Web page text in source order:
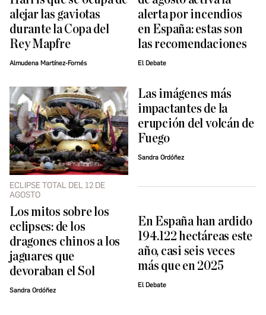
alejar las gaviotas
durante la Copa del
Rey Mapfre
Almudena Martínez-Fornés
alerta por incendios
en España: estas son
las recomendaciones
El Debate
ECLIPSE TOTAL DEL 12 DE
AGOSTO
Los mitos sobre los
eclipses: de los
dragones chinos a los
jaguares que
devoraban el Sol
Sandra Ordóñez
Las imágenes más
impactantes de la
erupción del volcán de
Fuego
Sandra Ordóñez
En España han ardido
194.122 hectáreas este
año, casi seis veces
más que en 2025
El Debate